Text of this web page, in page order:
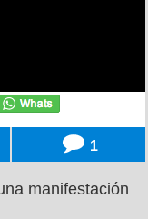
1
manifestación